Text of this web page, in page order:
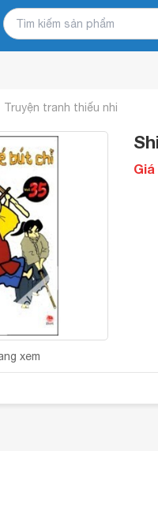
Truyện tranh thiếu nhi
xem